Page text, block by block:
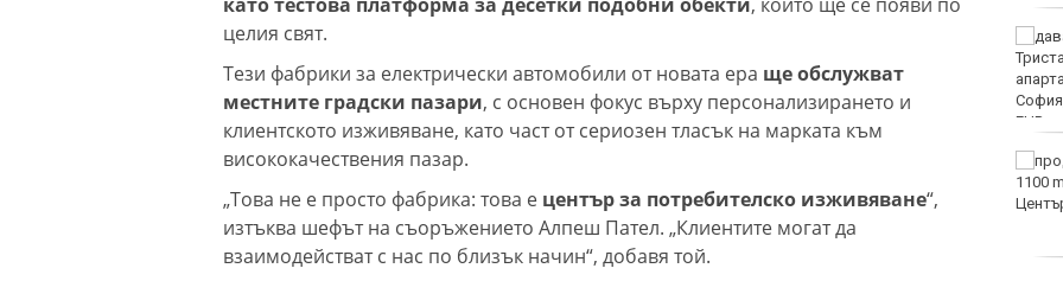
целия свят.
Тези фабрики за електрически автомобили от новата ера ще обслужват
местните градски пазари, с основен фокус върху персонализирането и
клиентското изживяване, като част от сериозен тласък на марката към
висококачествения пазар.
„Това не е просто фабрика: това е център за потребителско изживяване“,
изтъква шефът на съоръжението Алпеш Пател. „Клиентите могат да
взаимодействат с нас по близък начин“, добавя той.
туристите в планината